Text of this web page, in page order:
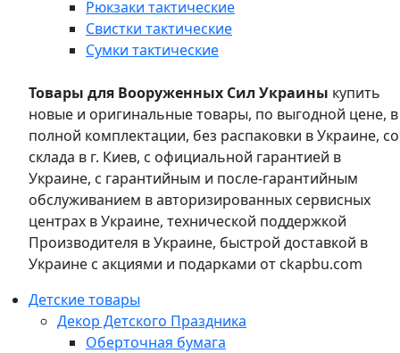
Рюкзаки тактические
Свистки тактические
Сумки тактические
Товары для Вооруженных Сил Украины купить
новые и оригинальные товары, по выгодной цене, в
полной комплектации, без распаковки в Украине, со
склада в г. Киев, с официальной гарантией в
Украине, с гарантийным и после-гарантийным
обслуживанием в авторизированных сервисных
центрах в Украине, технической поддержкой
Производителя в Украине, быстрой доставкой в
Украине с акциями и подарками от ckapbu.com
Детские товары
Декор Детского Праздника
Оберточная бумага